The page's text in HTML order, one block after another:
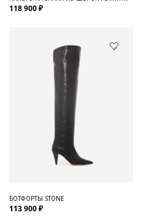
118 900 ₽
БОТФОРТЫ STONE
113 900 ₽